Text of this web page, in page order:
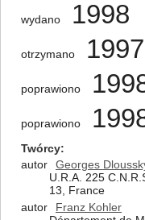
wydano 1998
otrzymano
poprawiono
poprawiono
Twórcy
autor
Georges
U.R.A. 225
13, France
autor
Franz Kohler